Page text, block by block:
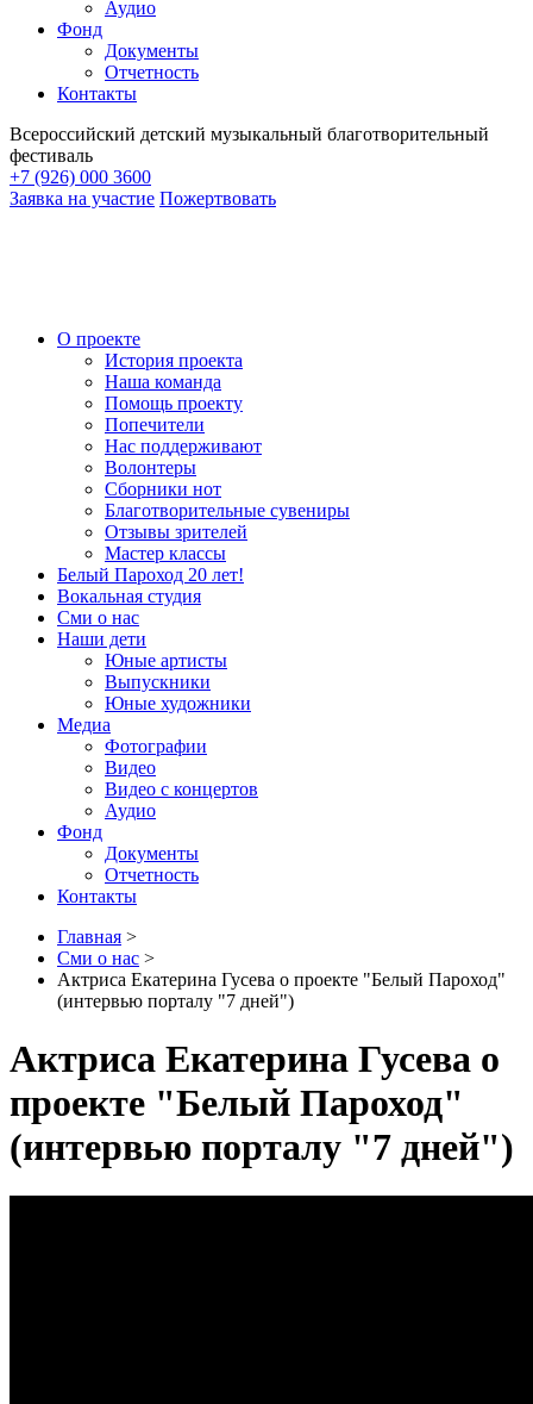
Аудио
Фонд
Документы
Отчетность
Контакты
Всероссийский детский музыкальный благотворительный
фестиваль
+7 (926) 000 3600
Заявка на участие Пожертвовать
О проекте
История проекта
Наша команда
Помощь проекту
Попечители
Нас поддерживают
Волонтеры
Сборники нот
Благотворительные сувениры
Отзывы зрителей
Мастер классы
Белый Пароход 20 лет!
Вокальная студия
Сми о нас
Наши дети
Юные артисты
Выпускники
Юные художники
Медиа
Фотографии
Видео
Видео с концертов
Аудио
Фонд
Документы
Отчетность
Контакты
Главная >
Сми о нас >
Актриса Екатерина Гусева о проекте "Белый Пароход"
(интервью порталу "7 дней")
Актриса Екатерина Гусева о
проекте "Белый Пароход"
(интервью порталу "7 дней")